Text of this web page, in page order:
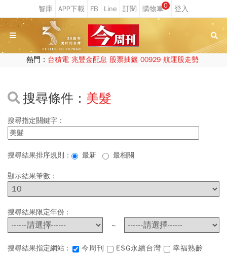
0
熱門： 台積電 兆豐金配息 股票抽籤 00929 航運股走勢
搜尋條件： 美髮
搜尋指定關鍵字：
搜尋結果排序規則： 最新 最相關
顯示結果筆數：
搜尋結果限定年份 :
~
搜尋結果指定網站 : 今周刊 ESG永續台灣 幸福熟齡